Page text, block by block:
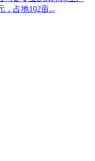
，占地102亩...